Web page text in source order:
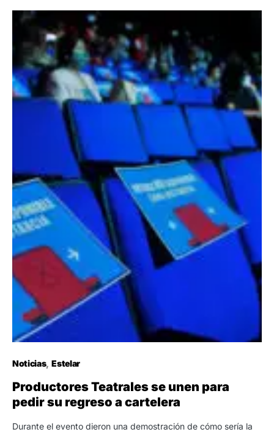
Noticias Estelar
Productores Teatrales se unen para
pedir su regreso a cartelera
Durante el evento dieron una demostración de cómo sería la